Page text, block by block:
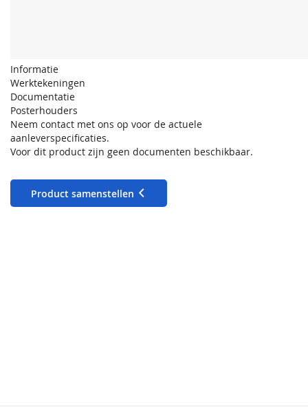
Informatie
Werktekeningen
Documentatie
Posterhouders
Neem contact met ons op voor de actuele
aanleverspecificaties.
Voor dit product zijn geen documenten beschikbaar.
Product samenstellen